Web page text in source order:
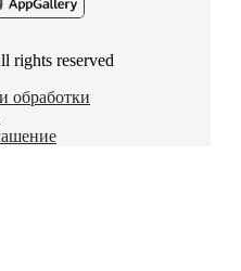
rights reserved
обработки